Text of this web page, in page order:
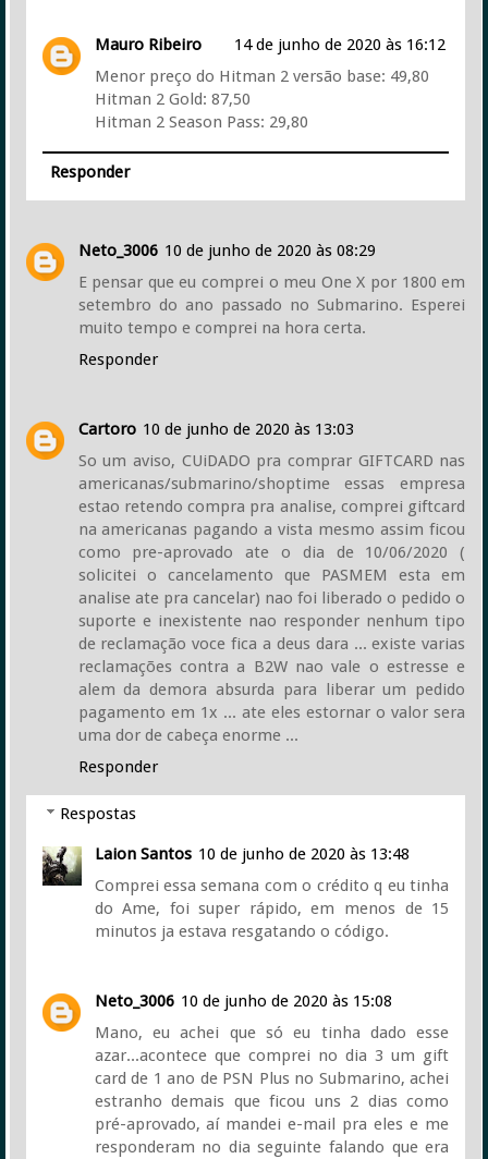
Mauro Ribeiro
14 de junho de 2020 às 16:12
Menor preço do Hitman 2 versão base: 49,80
Hitman 2 Gold: 87,50
Hitman 2 Season Pass: 29,80
Responder
Neto_3006 10 de junho de 2020 às 08:29
E pensar que eu comprei o meu One X por 1800 em
setembro do ano passado no Submarino. Esperei
muito tempo e comprei na hora certa.
Responder
Cartoro 10 de junho de 2020 às 13:03
So um aviso, CUiDADO pra comprar GIFTCARD nas
americanas/submarino/shoptime essas empresa
estao retendo compra pra analise, comprei giftcard
na americanas pagando a vista mesmo assim ficou
como pre-aprovado ate o dia de 10/06/2020 (
solicitei o cancelamento que PASMEM esta em
analise ate pra cancelar) nao foi liberado o pedido o
suporte e inexistente nao responder nenhum tipo
de reclamação voce fica a deus dara ... existe varias
reclamações contra a B2W nao vale o estresse e
alem da demora absurda para liberar um pedido
pagamento em 1x ... ate eles estornar o valor sera
uma dor de cabeça enorme ...
Responder
Respostas
Laion Santos 10 de junho de 2020 às 13:48
Comprei essa semana com o crédito q eu tinha
do Ame, foi super rápido, em menos de 15
minutos ja estava resgatando o código.
Neto_3006 10 de junho de 2020 às 15:08
Mano, eu achei que só eu tinha dado esse
azar...acontece que comprei no dia 3 um gift
card de 1 ano de PSN Plus no Submarino, achei
estranho demais que ficou uns 2 dias como
pré-aprovado, aí mandei e-mail pra eles e me
responderam no dia seguinte falando que era